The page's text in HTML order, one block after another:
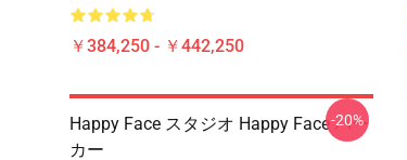
￥384,250 - ￥442,250
Happy Face スタジオ Happy Face パー
カー
-20%